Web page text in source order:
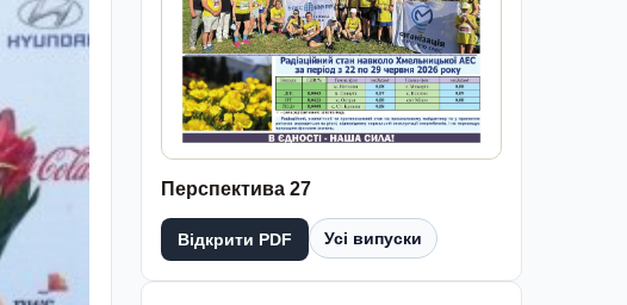
Перспектива 27
Відкрити PDF Усі випуски